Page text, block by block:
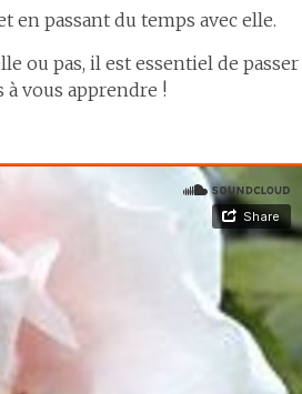
en passant du temps avec elle.
ou pas, il est essentiel de passer
vous apprendre !